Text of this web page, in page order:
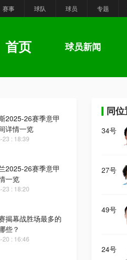
赛事 球队 球员 专题
首页 球员新闻
2025-26赛季意甲
详情一览
23 : 18:39
2025-26赛季意甲
一览
23 : 18:20
揭幕战胜场最多的
些？
20 : 16:46
同
34号
27号
49号
24号